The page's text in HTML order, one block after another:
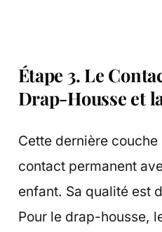
Étape 3. Le
Drap-Housse et
Cette dernière
contact permanent
enfant. Sa qualité est
Pour le drap-housse,